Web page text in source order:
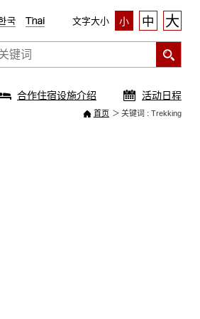
文字大小 小 中 大
合作住宿设施介绍 活动日程
首页 关键词 : Trekking